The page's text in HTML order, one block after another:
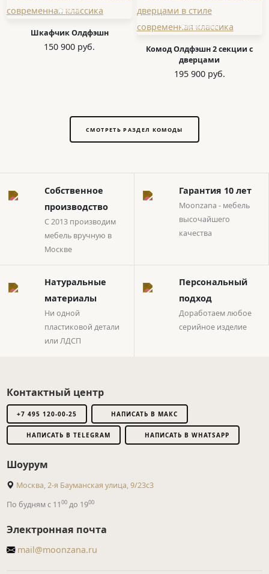
Шкафчик Олдфэшн
150 900 руб.
Комод Олдфэшн 2 секции с
дверцами
195 900 руб.
СМОТРЕТЬ РАЗДЕЛ КОМОДЫ
Собственное
производство
С 2013 производим
мебель вручную в
Москве
Гарантия 10 лет
Moonzana - мебель
высочайшего
качества
Натуральные
материалы
Ни одной
пластиковой детали
или ЛДСП
Персональный
подход
Доработаем любое
серийное изделие
Контактный центр
+7 495 120-00-25 НАПИСАТЬ В МАКС
НАПИСАТЬ В TELEGRAM НАПИСАТЬ В WHATSAPP
Шоурум
Москва, 2-я Бауманская улица, 9/23с3
По будням с 1100до 1900
Электронная почта
mail@moonzana.ru